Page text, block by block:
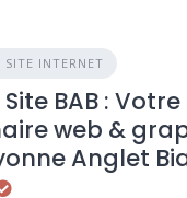
SITE INTERNET
BAB : Votre
web &
Anglet